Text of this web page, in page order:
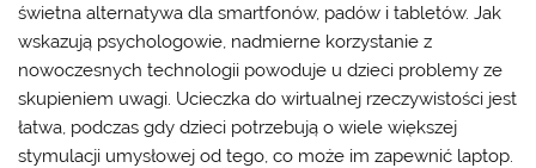
świetna alternatywa dla smartfonów, padów i tabletów. Jak
wskazują psychologowie, nadmierne korzystanie z
nowoczesnych technologii powoduje u dzieci problemy ze
skupieniem uwagi. Ucieczka do wirtualnej rzeczywistości jest
łatwa, podczas gdy dzieci potrzebują o wiele większej
stymulacji umysłowej od tego, co może im zapewnić laptop.